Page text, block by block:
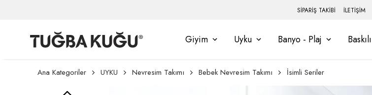
SİPARİŞ TAKİBİ İLETİŞİM
Giyim Uyku Banyo - Plaj
Ana Kategoriler UYKU Nevresim Takımı Bebek Nevresim Takımı İsimli Seriler